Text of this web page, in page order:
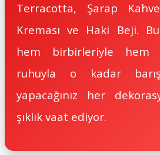
Terracotta, Şarap
Kreması ve Haki Beji.
hem birbirleriyle hem
ruhuyla o kadar
yapacağınız her
şıklık vaat ediyor.